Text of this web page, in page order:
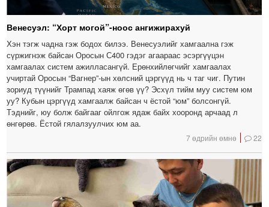
Венесуэл: “Хорт могой”-ноос ангижирахуй
Хэн тэгж чадна гэж бодох билээ. Венесуэлийг хамгаална гэж
сүржигнэж байсан Оросын С400 гэдэг агаараас эсэргүүцэн
хамгаалах систем ажилласангүй. Ерөнхийлөгчийг хамгаалах
учиртай Оросын “Вагнер”-ын хөлсний цэргүүд нь ч таг чиг. Путин
зориуд түүнийг Трампад хаяж өгөв үү? Эсхүл тийм муу систем юм
уу? Кубын цэргүүд хамгаалж байсан ч ёстой “юм” болсонгүй.
Тэднийг, юу болж байгааг ойлгож ядаж байх хооронд арчаад л
өнгөрөв. Ёстой гялалзуулчих юм аа.
7 өдрийн өмнө 22